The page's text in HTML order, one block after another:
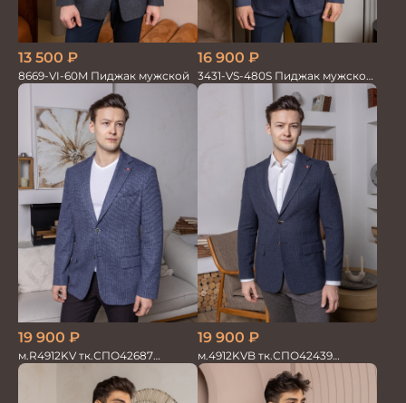
13 500 ₽
8669-VI-60M Пиджак мужской
16 900 ₽
3431-VS-480S Пиджак мужской
трикотаж
19 900 ₽
м.R4912KV тк.СПО42687
Пиджак мужской
19 900 ₽
м.4912KVB тк.СПО42439
Пиджак мужской